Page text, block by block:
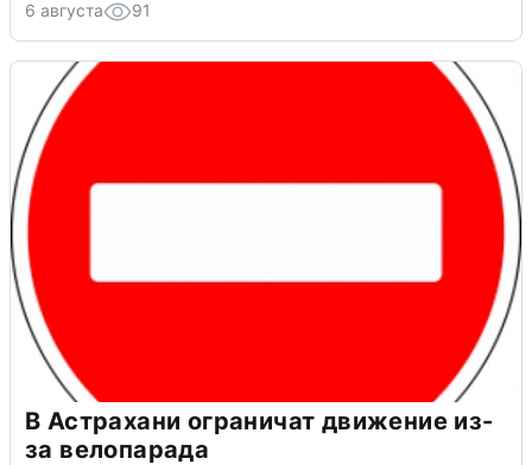
6 августа 91
В Астрахани ограничат движение из-
за велопарада